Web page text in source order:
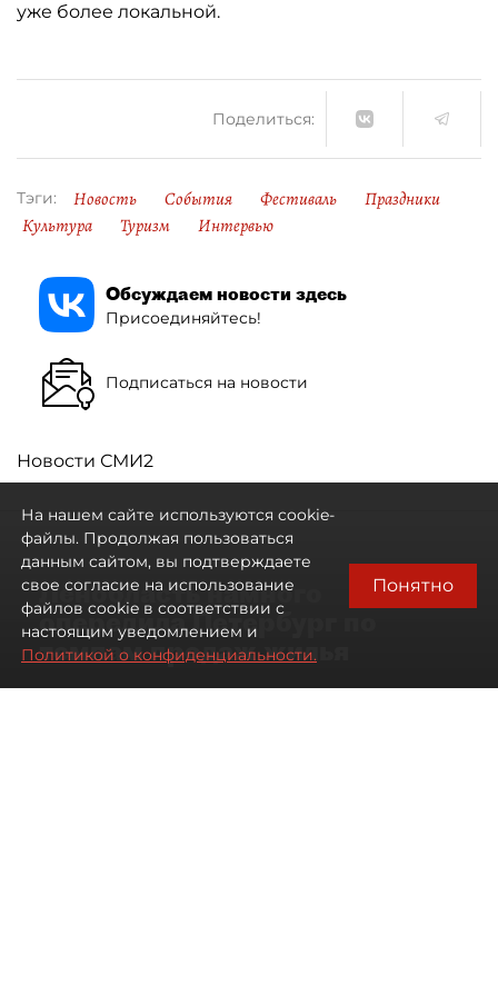
уже более локальной.
Поделиться:
Тэги: Новость События Фестиваль
Праздники
Культура
Туризм Интервью
Обсуждаем новости здесь
Присоединяйтесь!
Подписаться на новости
Новости СМИ2
Ленобласть намного
опередила Петербург по
темпам продаж жилья
На нашем сайте используются cookie-
файлы. Продолжая пользоваться
данным сайтом, вы подтверждаете
свое согласие на использование
файлов cookie в соответствии с
настоящим уведомлением и
Политикой о конфиденциальности.
Понятно